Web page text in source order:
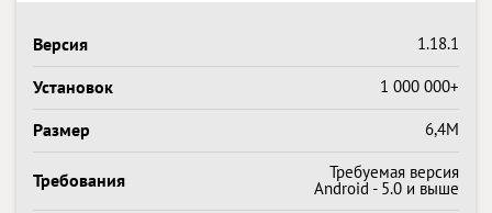
Версия 1.18.1
Установок 1 000 000+
Размер 6,4M
Требования Требуемая версия
Android - 5.0 и выше